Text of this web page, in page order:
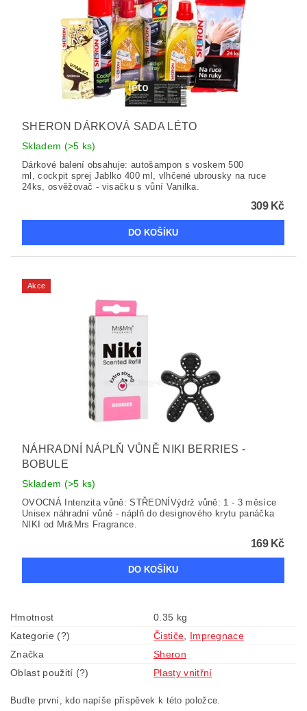
SHERON DÁRKOVÁ SADA LÉTO
Skladem (>5 ks)
Dárkové balení obsahuje: autošampon s voskem 500
ml, cockpit sprej Jablko 400 ml, vlhčené ubrousky na ruce
24ks, osvěžovač - visačku s vůní Vanilka.
309 Kč
Akce
NÁHRADNÍ NÁPLŇ VŮNĚ NIKI BERRIES -
BOBULE
Skladem (>5 ks)
OVOCNÁ Intenzita vůně: STŘEDNÍVýdrž vůně: 1 - 3 měsíce
Unisex náhradní vůně - náplň do designového krytu panáčka
NIKI od Mr&Mrs Fragrance.
169 Kč
Hmotnost
0.35 kg
Kategorie (?)
Čističe
Impregnace
Značka
Sheron
Oblast použití (?)
Plasty vnitřní
Buďte první, kdo napíše příspěvek k této položce.